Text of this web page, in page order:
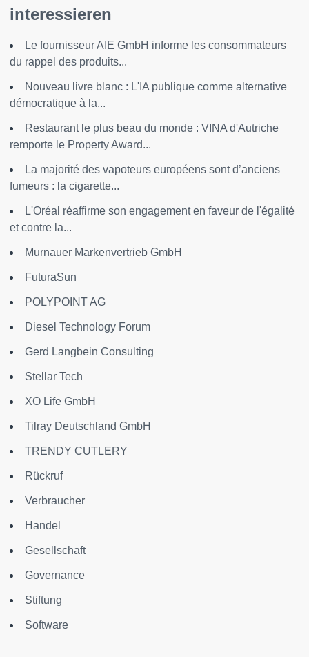
interessieren
Le fournisseur AIE GmbH informe les consommateurs
du rappel des produits...
Nouveau livre blanc : L'IA publique comme alternative
démocratique à la...
Restaurant le plus beau du monde : VINA d'Autriche
remporte le Property Award...
La majorité des vapoteurs européens sont d’anciens
fumeurs : la cigarette...
L'Oréal réaffirme son engagement en faveur de l'égalité
et contre la...
Murnauer Markenvertrieb GmbH
FuturaSun
POLYPOINT AG
Diesel Technology Forum
Gerd Langbein Consulting
Stellar Tech
XO Life GmbH
Tilray Deutschland GmbH
TRENDY CUTLERY
Rückruf
Verbraucher
Handel
Gesellschaft
Governance
Stiftung
Software